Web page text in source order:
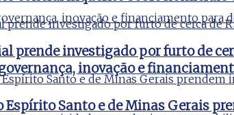
inovação e
prende investigado por furto de
Espírito Santo e de Minas Gerais